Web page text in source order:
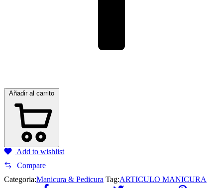
Añadir al carrito
Add to wishlist
Compare
Categoria:Manicura & Pedicura Tag:ARTICULO MANICURA